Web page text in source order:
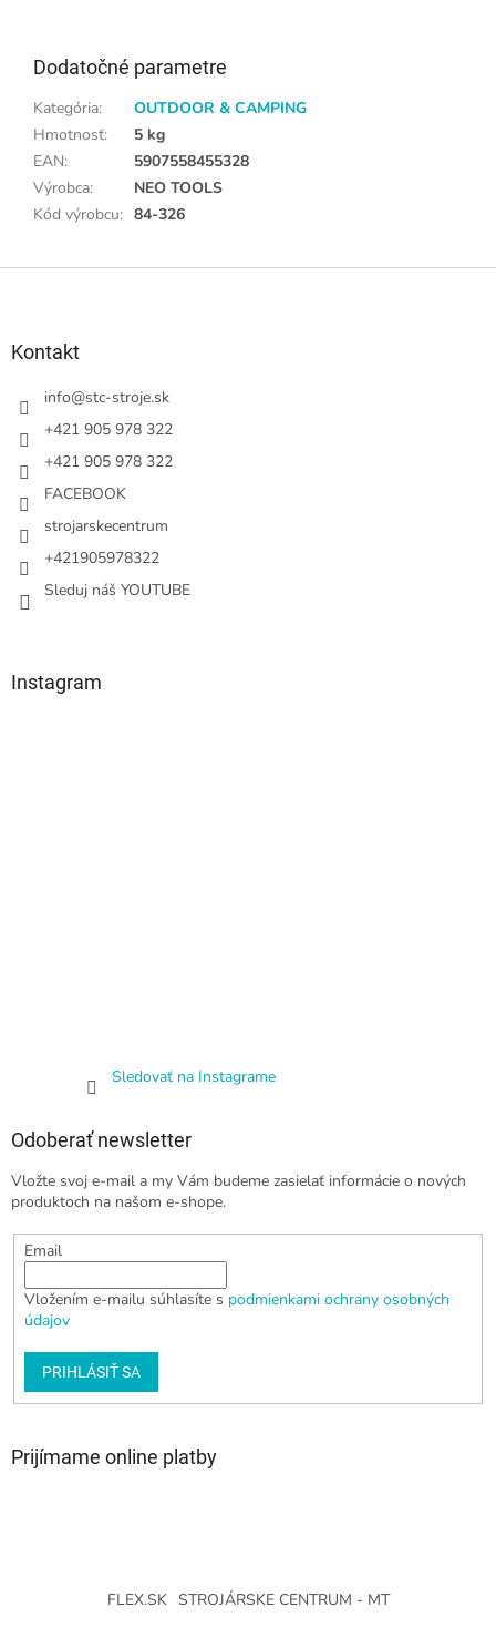
Dodatočné parametre
Kategória:
OUTDOOR & CAMPING
Hmotnosť:
5 kg
EAN:
5907558455328
Výrobca:
NEO TOOLS
Kód výrobcu: 84-326
Kontakt
info@stc-stroje.sk
+421 905 978 322
+421 905 978 322
FACEBOOK
strojarskecentrum
+421905978322
Sleduj náš YOUTUBE
Instagram
Sledovať na Instagrame
Odoberať newsletter
Vložte svoj e-mail a my Vám budeme zasielať informácie o nových
produktoch na našom e-shope.
Email
Vložením e-mailu súhlasíte s podmienkami ochrany osobných
údajov
PRIHLÁSIŤ SA
Prijímame online platby
FLEX.SK STROJÁRSKE CENTRUM - MT